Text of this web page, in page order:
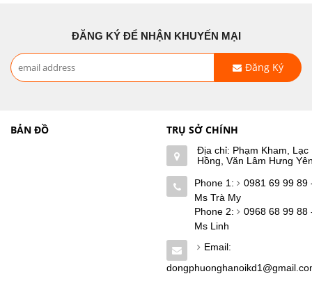
ĐĂNG KÝ ĐỂ NHẬN KHUYẾN MẠI
Đăng Ký
BẢN ĐỒ TRỤ SỞ CHÍNH
Địa chỉ: Phạm Kham, Lạc
Hồng, Văn Lâm Hưng
Phone 1:
0981 69 99 89
Ms Trà My
Phone 2:
0968 68 99 88
Ms Linh
Email: